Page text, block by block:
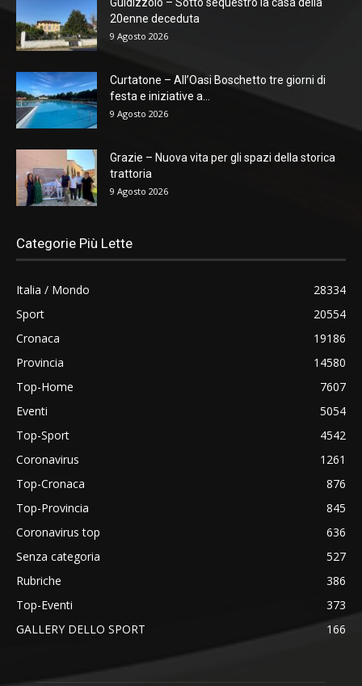
20enne deceduta
9 Agosto 2026
Curtatone – All’Oasi Boschetto tre giorni di
festa e iniziative a...
9 Agosto 2026
Grazie – Nuova vita per gli spazi della storica
trattoria
9 Agosto 2026
Categorie Più Lette
Italia / Mondo
28334
Sport
20554
Cronaca
19186
Provincia
14580
Top-Home
7607
Eventi
5054
Top-Sport
4542
Coronavirus
1261
Top-Cronaca
876
Top-Provincia
845
Coronavirus top
636
Senza categoria
527
Rubriche
386
Top-Eventi
373
GALLERY DELLO SPORT
166